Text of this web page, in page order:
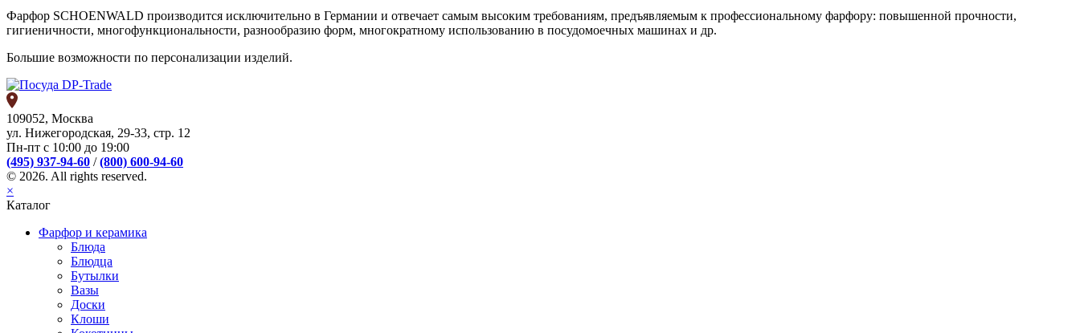
Фарфор SCHOENWALD производится исключительно в Германии и отвечает самым высоким требованиям, предъявляемым к профессиональному фарфору: повышенной прочности,
гигиеничности, многофункциональности, разнообразию форм, многократному использованию в посудомоечных машинах и др.
Большие возможности по персонализации изделий.
109052, Москва
ул. Нижегородская, 29-33, стр. 12
Пн-пт с 10:00 до 19:00
(495) 937-94-60 /(800) 600-94-60
© 2026. All rights reserved.
×
Каталог
Фарфор и керамика
Блюда
Блюдца
Бутылки
Вазы
Доски
Клоши